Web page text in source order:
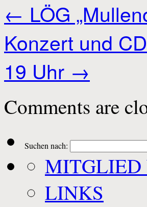
← LÖG
Konzert und
19 Uhr →
Comments are
Suchen nach:
MITGLIED
LINKS